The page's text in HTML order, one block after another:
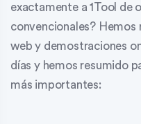
exactamente a 1Tool de
convencionales? Hemos
web y demostraciones
días y hemos resumido
más importantes: